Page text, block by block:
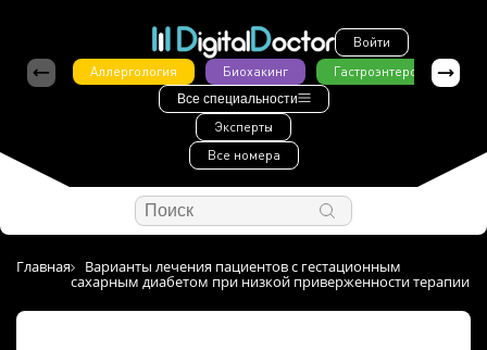
Войти
Аллергология
Биохакинг Гастроэнтерология
Все специальности
Эксперты
Все номера
Главная Варианты лечения пациентов с гестационным
сахарным диабетом при низкой приверженности терапии